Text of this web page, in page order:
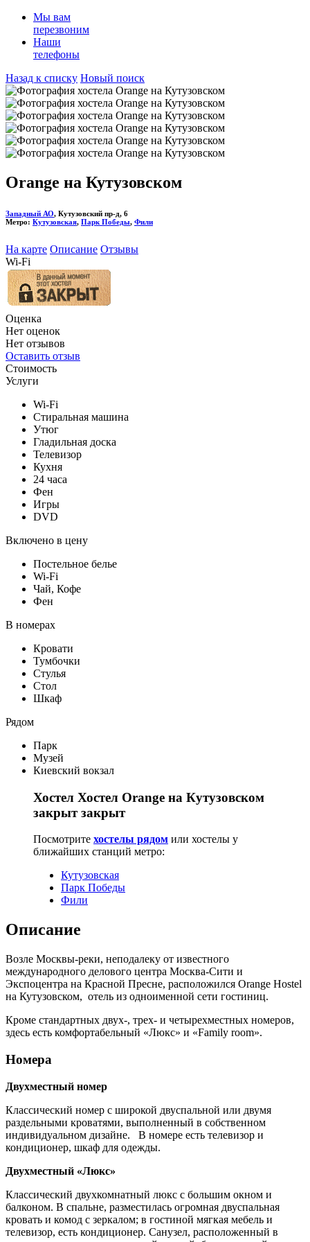
Мы вам
перезвоним
Наши
телефоны
Назад к списку Новый поиск
Orange на Кутузовском
Западный АО, Кутузовский пр-д, 6
Метро: Кутузовская, Парк Победы, Фили
На карте Описание Отзывы
Wi-Fi
Оценка
Нет оценок
Нет отзывов
Оставить отзыв
Стоимость
Услуги
Wi-Fi
Стиральная машина
Утюг
Гладильная доска
Телевизор
Кухня
24 часа
Фен
Игры
DVD
Включено в цену
Постельное белье
Wi-Fi
Чай, Кофе
Фен
В номерах
Кровати
Тумбочки
Стулья
Стол
Шкаф
Рядом
Парк
Музей
Киевский вокзал
Хостел Хостел Orange на Кутузовском
закрыт закрыт
Посмотрите хостелы рядом или хостелы у
ближайших станций метро:
Кутузовская
Парк Победы
Фили
Описание
Возле Москвы-реки, неподалеку от известного
международного делового центра Москва-Сити и
Экспоцентра на Красной Пресне, расположился Orange Hostel
на Кутузовском, отель из одноименной сети гостиниц.
Кроме стандартных двух-, трех- и четырехместных номеров,
здесь есть комфортабельный «Люкс» и «Family room».
Номера
Двухместный номер
Классический номер с широкой двуспальной или двумя
раздельными кроватями, выполненный в собственном
индивидуальном дизайне. В номере есть телевизор и
кондиционер, шкаф для одежды.
Двухместный «Люкс»
Классический двухкомнатный люкс с большим окном и
балконом. В спальне, разместилась огромная двуспальная
кровать и комод с зеркалом; в гостиной мягкая мебель и
телевизор, есть кондиционер. Санузел, расположенный в